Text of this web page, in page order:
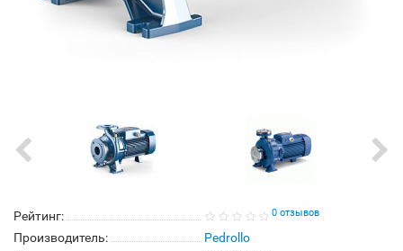
Рейтинг: 0 отзывов
Производитель:
Pedrollo